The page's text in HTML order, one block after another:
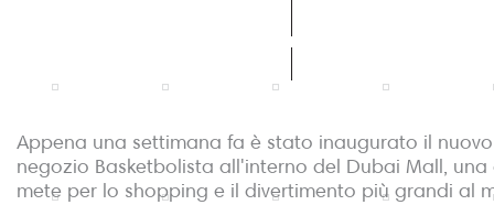
Appena una settimana fa è stato inaugurato il nuovo
negozio Basketbolista all'interno del Dubai Mall, una
mete per lo shopping e il divertimento più grandi al